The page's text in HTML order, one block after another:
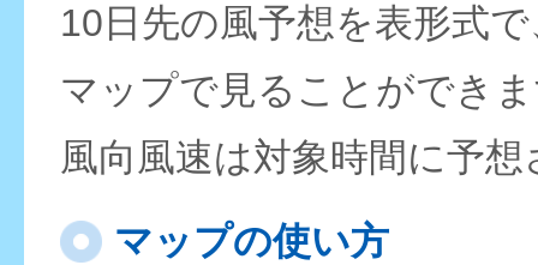
10日先の風予想を表形式
マップで見ることができ
風向風速は対象時間に予
マップの使い方